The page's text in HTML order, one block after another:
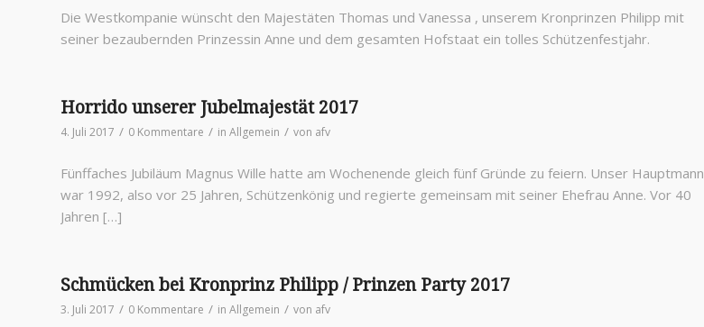
Die Westkompanie wünscht den Majestäten Thomas und Vanessa , unserem Kronprinzen Philipp mit
seiner bezaubernden Prinzessin Anne und dem gesamten Hofstaat ein tolles Schützenfestjahr.
Horrido unserer Jubelmajestät 2017
4. Juli 2017 / 0 Kommentare / in Allgemein / von afv
Fünffaches Jubiläum Magnus Wille hatte am Wochenende gleich fünf Gründe zu feiern. Unser Hauptmann
war 1992, also vor 25 Jahren, Schützenkönig und regierte gemeinsam mit seiner Ehefrau Anne. Vor 40
Jahren […]
Schmücken bei Kronprinz Philipp / Prinzen Party 2017
3. Juli 2017 / 0 Kommentare / in Allgemein / von afv